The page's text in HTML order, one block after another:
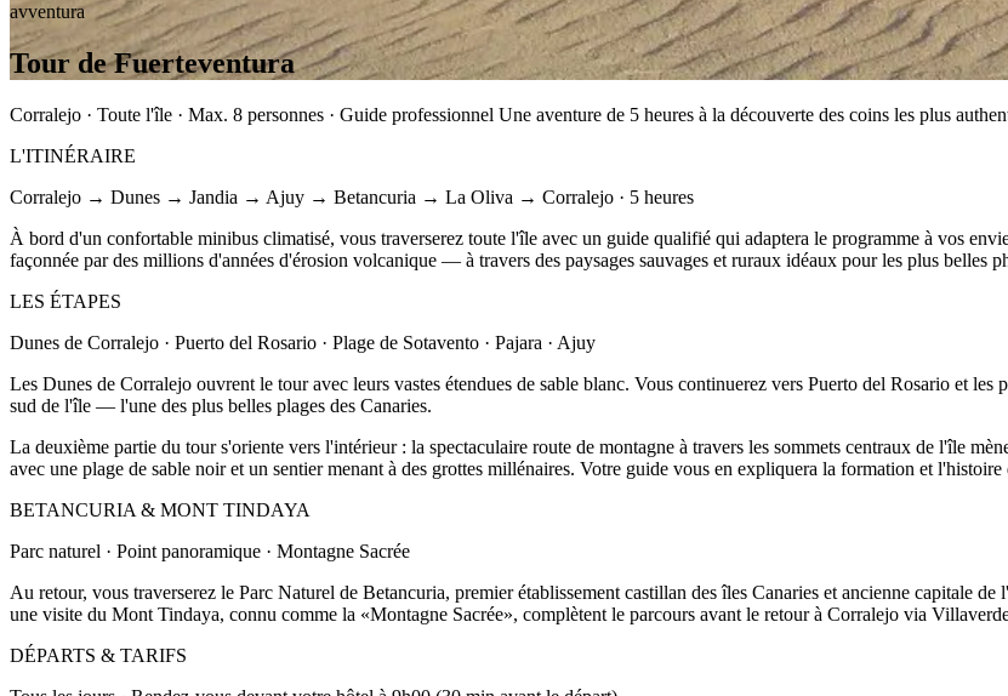
avventura
Tour de Fuerteventura
Corralejo · Toute l'île · Max. 8 personnes · Guide professionnel Une aventure de 5 heures à la découverte des coins les plus
L'ITINÉRAIRE
Corralejo → Dunes → Jandia → Ajuy → Betancuria → La Oliva → Corralejo · 5 heures
À bord d'un confortable minibus climatisé, vous traverserez toute l'île avec un guide qualifié qui adaptera le programme à vos
façonnée par des millions d'années d'érosion volcanique — à travers des paysages sauvages et ruraux idéaux pour les plus belles
LES ÉTAPES
Dunes de Corralejo · Puerto del Rosario · Plage de Sotavento · Pajara · Ajuy
Les Dunes de Corralejo ouvrent le tour avec leurs vastes étendues de sable blanc. Vous continuerez vers Puerto del Rosario et
sud de l'île — l'une des plus belles plages des Canaries.
La deuxième partie du tour s'oriente vers l'intérieur : la spectaculaire route de montagne à travers les sommets centraux de l'île
avec une plage de sable noir et un sentier menant à des grottes millénaires. Votre guide vous en expliquera la formation et l'histoire
BETANCURIA & MONT TINDAYA
Parc naturel · Point panoramique · Montagne Sacrée
Au retour, vous traverserez le Parc Naturel de Betancuria, premier établissement castillan des îles Canaries et ancienne capitale
une visite du Mont Tindaya, connu comme la «Montagne Sacrée», complètent le parcours avant le retour à Corralejo via
DÉPARTS & TARIFS